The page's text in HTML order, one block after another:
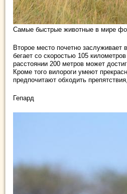
Самые быстрые животные в мире
Второе место почетно заслуживает
бегает со скоростью 105
расстоянии 200 метров может
Кроме того вилороги умеют
предпочитают обходить
Гепард